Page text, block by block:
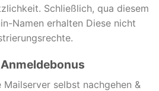
Schließlich, qua diesem
Namen erhalten Diese nicht
Mailserver selbst nachgehen &